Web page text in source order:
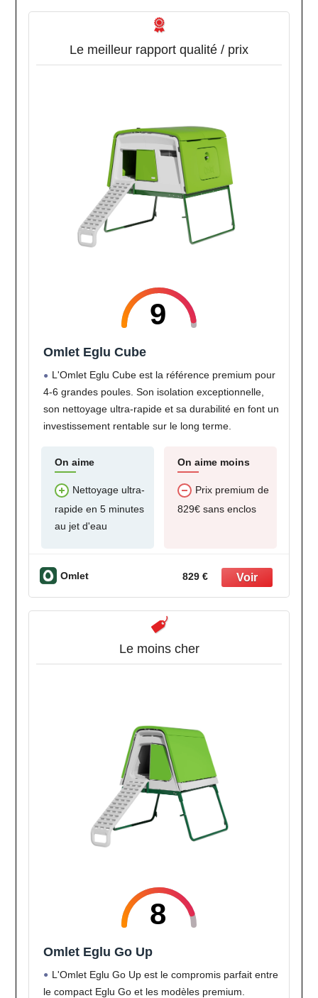
Le meilleur rapport qualité / prix
9
Omlet Eglu Cube
L'Omlet Eglu Cube est la référence premium pour
4-6 grandes poules. Son isolation exceptionnelle,
son nettoyage ultra-rapide et sa durabilité en font un
investissement rentable sur le long terme.
On aime
Nettoyage ultra-
rapide en 5 minutes
au jet d'eau
On aime moins
Prix premium de
829€ sans enclos
Omlet 829 €
Le moins cher
8
Omlet Eglu Go Up
L'Omlet Eglu Go Up est le compromis parfait entre
le compact Eglu Go et les modèles premium.